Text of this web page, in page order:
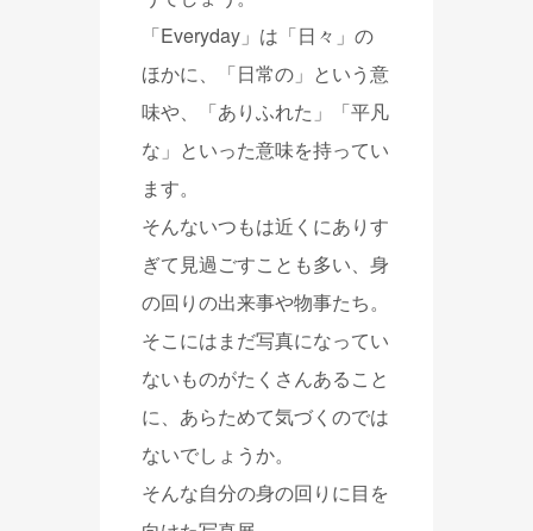
「Everyday」は「日々」の
ほかに、「日常の」という意
味や、「ありふれた」「平凡
な」といった意味を持ってい
ます。
そんないつもは近くにありす
ぎて見過ごすことも多い、身
の回りの出来事や物事たち。
そこにはまだ写真になってい
ないものがたくさんあること
に、あらためて気づくのでは
ないでしょうか。
そんな自分の身の回りに目を